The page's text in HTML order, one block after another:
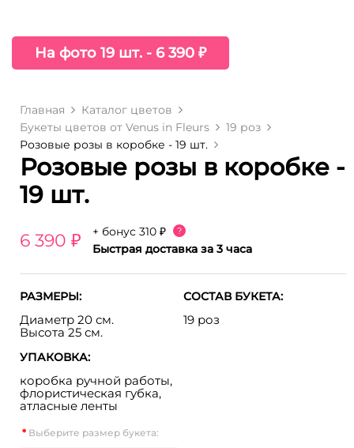
На фото 19 шт. - 6 390 ₽
Главная
Каталог цветов
Букеты цветов от Venus in Fleurs
19 роз
Розовые розы в коробке - 19 шт.
Розовые розы в коробке -
19 шт.
6 390 ₽ + бонус 310 ₽ ?
Быстрая доставка за 3 часа
РАЗМЕРЫ:
Диаметр 20 см.
Высота 25 см.
СОСТАВ БУКЕТА:
19 роз
УПАКОВКА:
коробка ручной работы,
флористическая губка,
атласные ленты
Выберите размер букета: